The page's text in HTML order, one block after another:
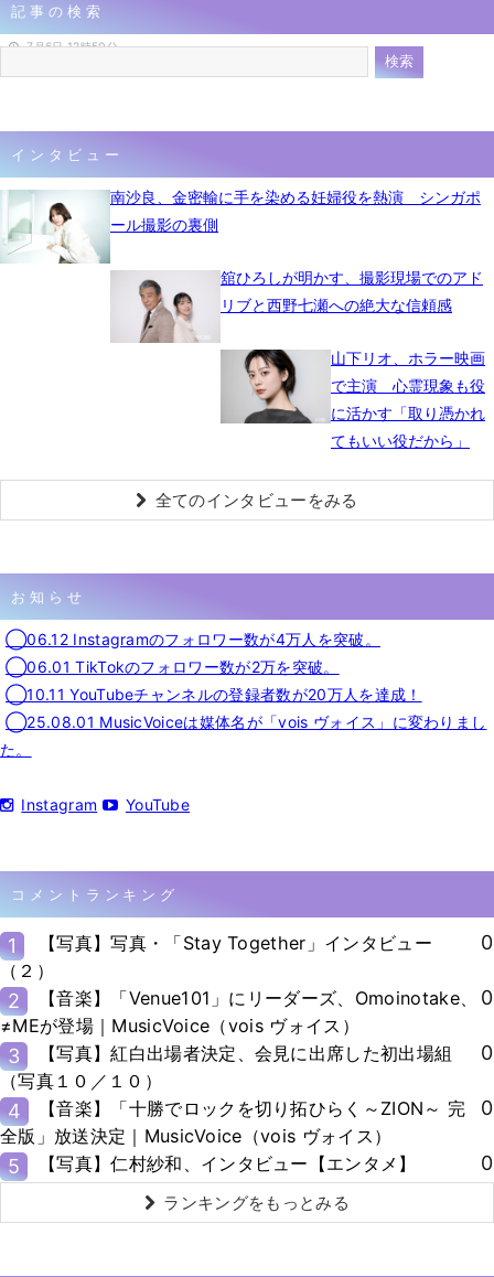
る
7月6日 12時50分
記事の検索
インタビュー
南沙良、金密輸に手を染める妊婦役を熱演 シンガポ
ール撮影の裏側
舘ひろしが明かす、撮影現場でのアド
リブと西野七瀬への絶大な信頼感
山下リオ、ホラー映画
で主演 心霊現象も役
に活かす「取り憑かれ
てもいい役だから」
全てのインタビューをみる
お知らせ
◯06.12 Instagramのフォロワー数が4万人を突破。
◯06.01 TikTokのフォロワー数が2万を突破。
◯10.11 YouTubeチャンネルの登録者数が20万人を達成！
◯25.08.01 MusicVoiceは媒体名が「vois ヴォイス」に変わりまし
た。
Instagram YouTube
コメントランキング
1
【写真】写真・「Stay Together」インタビュー
（２）
0
2
【音楽】「Venue101」にリーダーズ、Omoinotake、
≠MEが登場｜MusicVoice（vois ヴォイス）
0
3
【写真】紅白出場者決定、会見に出席した初出場組
（写真１０／１０）
0
4
【音楽】「十勝でロックを切り拓ひらく～ZION～ 完
全版」放送決定｜MusicVoice（vois ヴォイス）
0
5 【写真】仁村紗和、インタビュー【エンタメ】 0
ランキングをもっとみる